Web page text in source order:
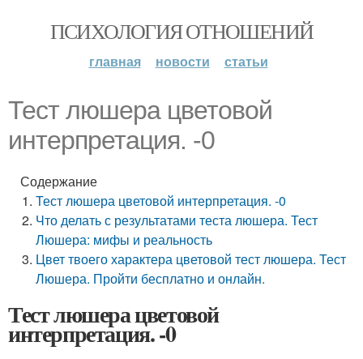
ПСИХОЛОГИЯ ОТНОШЕНИЙ
главная новости статьи
Тест люшера цветовой
интерпретация. -0
Содержание
Тест люшера цветовой интерпретация. -0
Что делать с результатами теста люшера. Тест
Люшера: мифы и реальность
Цвет твоего характера цветовой тест люшера. Тест
Люшера. Пройти бесплатно и онлайн.
Тест люшера цветовой
интерпретация. -0